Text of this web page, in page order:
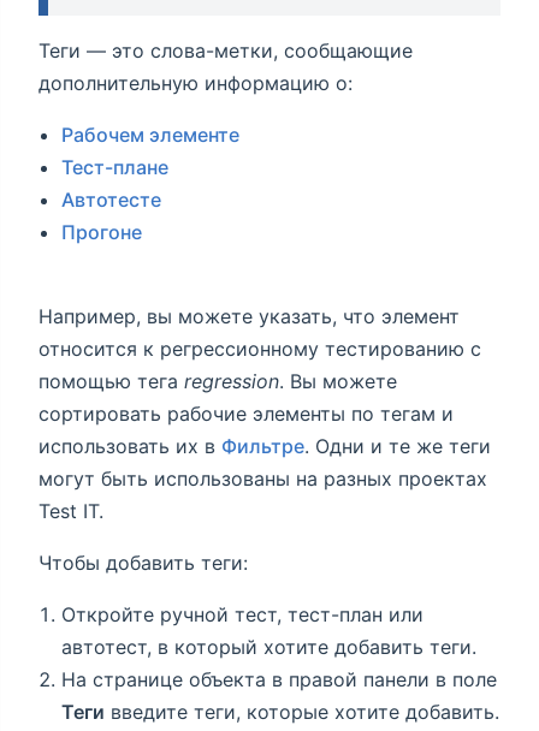
Теги — это слова-метки, сообщающие
дополнительную информацию о:
Рабочем элементе
Тест-плане
Автотесте
Прогоне
Например, вы можете указать, что элемент
относится к регрессионному тестированию с
помощью тега regression. Вы можете
сортировать рабочие элементы по тегам и
использовать их в Фильтре. Одни и те же теги
могут быть использованы на разных проектах
Test IT.
Чтобы добавить теги:
Откройте ручной тест, тест-план или
автотест, в который хотите добавить теги.
На странице объекта в правой панели в поле
Теги введите теги, которые хотите добавить.